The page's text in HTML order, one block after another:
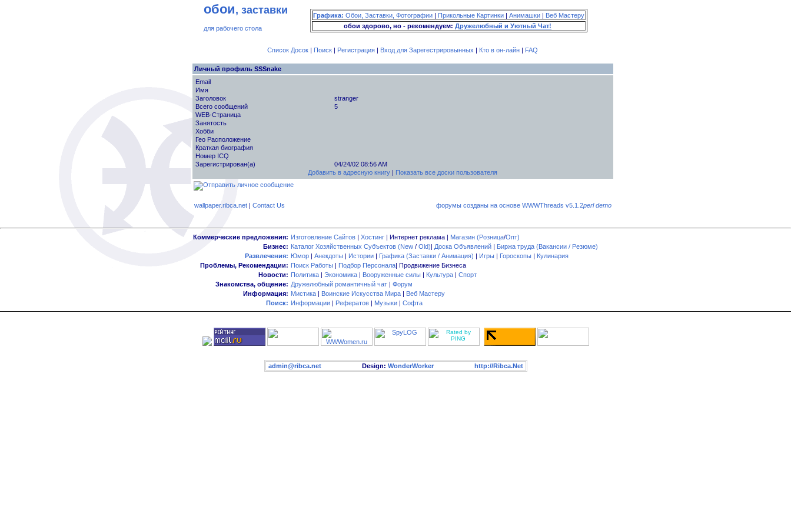
обои, заставки
для рабочего стола
Графика: Обои, Заставки, Фотографии | Прикольные Картинки | Анимашки | Веб Мастеру
обои здорово, но - рекомендуем: Дружелюбный и Уютный Чат!
Список Досок | Поиск | Регистрация | Вход для Зарегестрировынных | Кто в он-лайн | FAQ
Личный профиль SSSnake
Email
Имя
Заголовок
stranger
Всего сообщений
5
WEB-Страница
Занятость
Хобби
Гео Расположение
Краткая биография
Номер ICQ
Зарегистрирован(а)
04/24/02 08:56 AM
Добавить в адресную книгу | Показать все доски пользователя
wallpaper.ribca.net| Contact Us форумы созданы на основе WWWThreads v5.1.2perl demo
Коммерческие предложения: Изготовление Сайтов | Хостинг | Интернет реклама | Магазин (Розница/Опт)
Бизнес: Каталог Хозяйственных Субъектов (New / Old)| Доска Объявлений | Биржа труда (Вакансии / Резюме)
Развлечения: Юмор | Анекдоты | Истории | Графика (Заставки / Анимация) | Игры | Гороскопы | Кулинария
Проблемы, Рекомендации: Поиск Работы | Подбор Персонала| Продвижение Бизнеса
Новости: Политика | Экономика | Вооруженные силы | Культура | Спорт
Знакомства, общение: Дружелюбный романтичный чат | Форум
Информация: Мистика | Воинские Искусства Мира | Веб Мастеру
Поиск: Информации | Рефератов | Музыки | Софта
admin@ribca.netDesign: WonderWorker http://Ribca.Net